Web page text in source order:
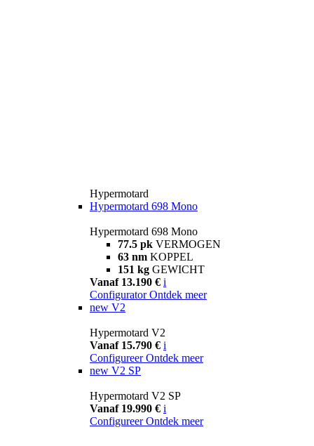
Hypermotard
Hypermotard 698 Mono
Hypermotard 698 Mono
77.5 pk VERMOGEN
63 nm KOPPEL
151 kg GEWICHT
Vanaf 13.190 € i
Configurator Ontdek meer
new V2
Hypermotard V2
Vanaf 15.790 € i
Configureer Ontdek meer
new V2 SP
Hypermotard V2 SP
Vanaf 19.990 € i
Configureer Ontdek meer